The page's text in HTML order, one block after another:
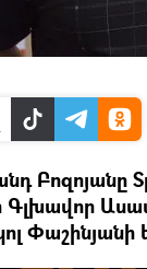
Բոզոյանը
Գլխավոր
Փաշինյանի